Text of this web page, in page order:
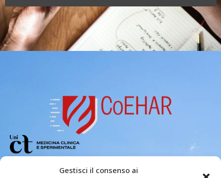
Gestisci il consenso ai
for the acceleration of Harm Reduction.